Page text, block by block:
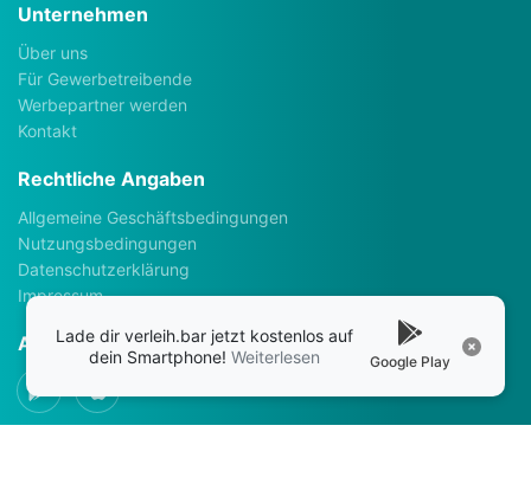
Unternehmen
Über uns
Für Gewerbetreibende
Werbepartner werden
Kontakt
Rechtliche Angaben
Allgemeine Geschäftsbedingungen
Nutzungsbedingungen
Datenschutzerklärung
Impressum
AppsLade dir verleih.bar jetzt kostenlos auf
dein Smartphone! Weiterlesen Google Play